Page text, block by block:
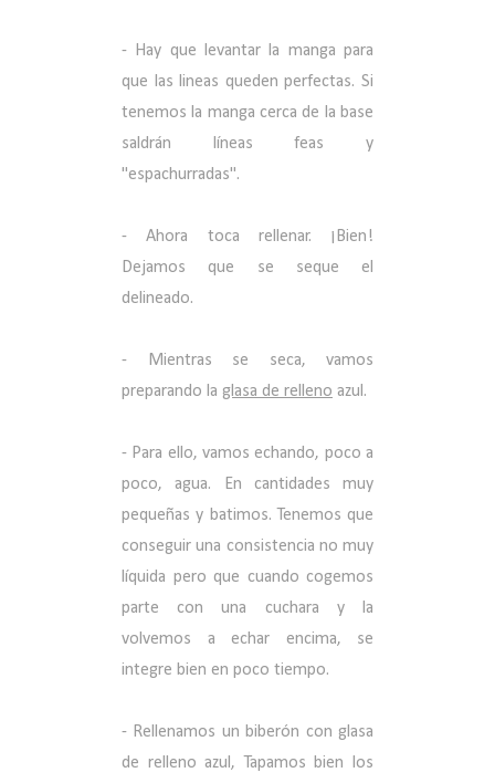
- Hay que levantar la manga para
que las lineas queden perfectas. Si
tenemos la manga cerca de la base
saldrán líneas feas y
"espachurradas".
- Ahora toca rellenar. ¡Bien!
Dejamos que se seque el
delineado.
- Mientras se seca, vamos
preparando la glasa de relleno azul.
- Para ello, vamos echando, poco a
poco, agua. En cantidades muy
pequeñas y batimos. Tenemos que
conseguir una consistencia no muy
líquida pero que cuando cogemos
parte con una cuchara y la
volvemos a echar encima, se
integre bien en poco tiempo.
- Rellenamos un biberón con glasa
de relleno azul, Tapamos bien los